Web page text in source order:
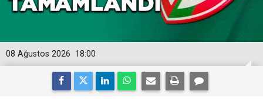
18:00
08 Ağustos 2026